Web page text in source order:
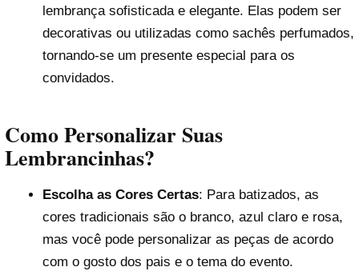
lembrança sofisticada e elegante. Elas podem ser
decorativas ou utilizadas como sachês perfumados,
tornando-se um presente especial para os
convidados.
Como Personalizar Suas
Lembrancinhas?
Escolha as Cores Certas: Para batizados, as
cores tradicionais são o branco, azul claro e rosa,
mas você pode personalizar as peças de acordo
com o gosto dos pais e o tema do evento.